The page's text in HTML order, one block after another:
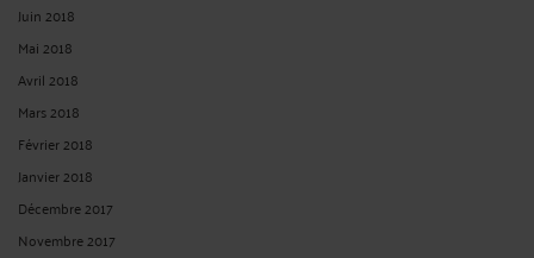
Juin 2018
Mai 2018
Avril 2018
Mars 2018
Février 2018
Janvier 2018
Décembre 2017
Novembre 2017